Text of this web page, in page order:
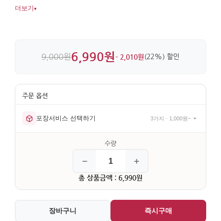
디테일이 살아 있습니다.
더보기 ▾
9,000원6,990원- 2,010원 (22%) 할인
포장서비스 선택하기 3가지 · 1,000원~
총 상품금액 : 6,990원
장바구니 즉시구매